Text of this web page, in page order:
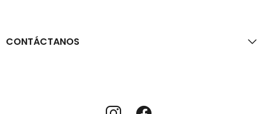
CONTÁCTANOS